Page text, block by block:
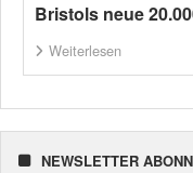
Bristols neue
Weiterlesen
NEWSLETTER